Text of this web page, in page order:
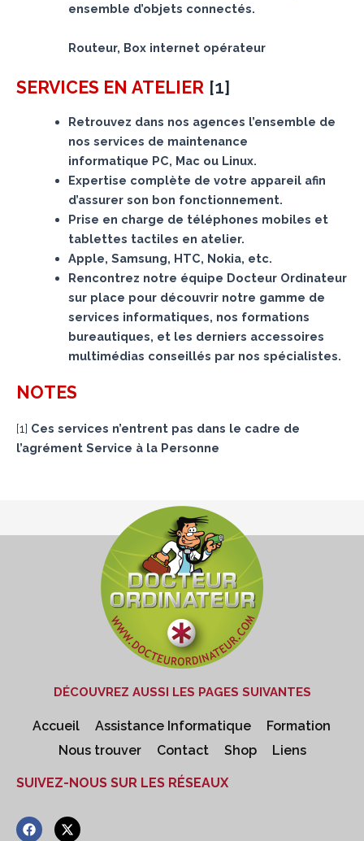
ensemble d’objets connectés.
Routeur, Box internet opérateur
SERVICES EN ATELIER [1]
Retrouvez dans nos agences l’ensemble de
nos services de maintenance
informatique PC, Mac ou Linux.
Expertise complète de votre appareil afin
d’assurer son bon fonctionnement.
Prise en charge de téléphones mobiles et
tablettes tactiles en atelier.
Apple, Samsung, HTC, Nokia, etc.
Rencontrez notre équipe Docteur Ordinateur
sur place pour découvrir notre gamme de
services informatiques, nos formations
bureautiques, et les derniers accessoires
multimédias conseillés par nos spécialistes.
NOTES
[1] Ces services n’entrent pas dans le cadre de
l’agrément Service à la Personne
DÉCOUVREZ AUSSI LES PAGES SUIVANTES
Accueil Assistance Informatique
Formation
Nous trouver
Contact Shop Liens
SUIVEZ-NOUS SUR LES RÉSEAUX
F
a
X
-